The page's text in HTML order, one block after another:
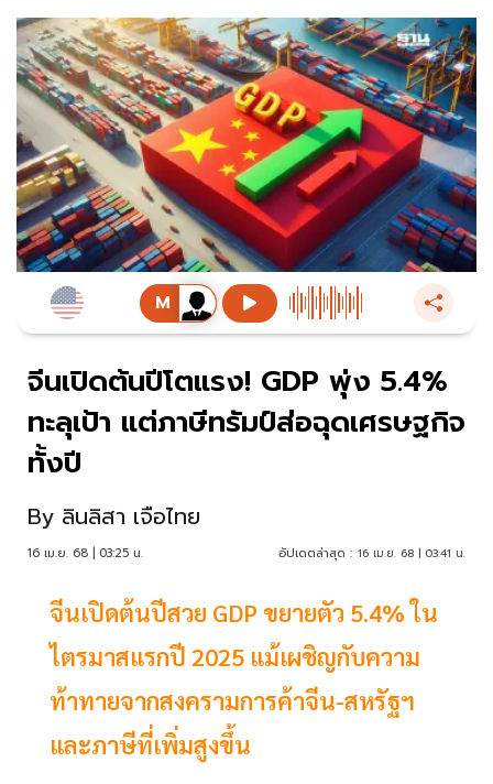
จีนเปิดต้นปีโตแรง! GDP พุ่ง 5.4%
ทะลุเป้า แต่ภาษีทรัมป์ส่อฉุดเศรษฐกิจ
ทั้งปี
By ลินลิสา เจือไทย
16 เม.ย. 68 | 03:25 น. อัปเดตล่าสุด : 16 เม.ย. 68 | 03:41 น.
จีนเปิดต้นปีสวย GDP ขยายตัว 5.4% ใน
ไตรมาสแรกปี 2025 แม้เผชิญกับความ
ท้าทายจากสงครามการค้าจีน-สหรัฐฯ
และภาษีที่เพิ่มสูงขึ้น